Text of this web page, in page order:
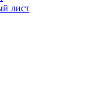
лист